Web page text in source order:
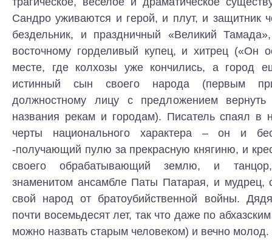
Сандро уживаются и герой, и плут, и защитник
бездельник, и праздничный «Великий
восточному горделивый купец, и хитрец («Он
месте, где колхозы уже кончились, а город
истинный сын своего народа (первым
должностному лицу с предложением вернуть
названия рекам и городам). Писатель спаял в
черты национального характера – он и
-получающий пулю за прекрасную княгиню, и
своего обрабатывающий землю, и
знаменитом ансамбле Паты Патарая, и мудрец,
свой народ от братоубийственной войны.
почти восемьдесят лет, так что даже по
можно назвать старым человеком) и вечно молод.